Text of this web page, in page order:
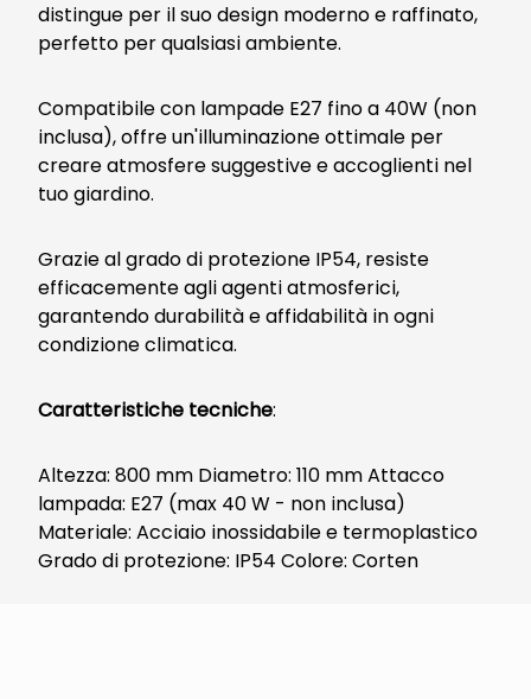
distingue per il suo design moderno e raffinato,
perfetto per qualsiasi ambiente.
Compatibile con lampade E27 fino a 40W (non
inclusa), offre un'illuminazione ottimale per
creare atmosfere suggestive e accoglienti nel
tuo giardino.
Grazie al grado di protezione IP54, resiste
efficacemente agli agenti atmosferici,
garantendo durabilità e affidabilità in ogni
condizione climatica.
Caratteristiche tecniche:
Altezza: 800 mm Diametro: 110 mm Attacco
lampada: E27 (max 40 W - non inclusa)
Materiale: Acciaio inossidabile e termoplastico
Grado di protezione: IP54 Colore: Corten